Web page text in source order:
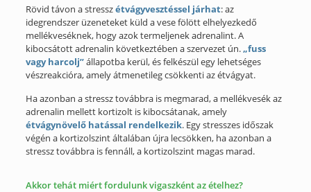
Rövid távon a stresszétvágyvesztéssel járhat: az
idegrendszer üzeneteket küld a vese fölött elhelyezkedő
mellékveséknek, hogy azok termeljenek adrenalint. A
kibocsátott adrenalin következtében a szervezet ún. „fuss
vagy harcolj”állapotba kerül, és felkészül egy lehetséges
vészreakcióra, amely átmenetileg csökkenti az étvágyat.
Ha azonban a stressz továbbra is megmarad, a mellékvesék az
adrenalin mellett kortizolt is kibocsátanak, amely
étvágynövelő hatással rendelkezik. Egy stresszes időszak
végén a kortizolszint általában újra lecsökken, ha azonban a
stressz továbbra is fennáll, a kortizolszint magas marad.
Akkor tehát miért fordulunk vigaszként az ételhez?